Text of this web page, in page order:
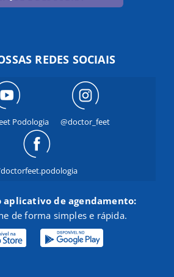
REDES SOCIAIS
Podologia @doctor_feet
aplicativo de agendamento:
de forma simples e rápida.